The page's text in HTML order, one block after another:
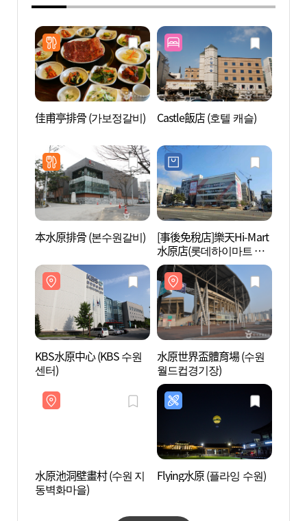
佳甫亭排骨 (가보정갈비) Castle飯店 (호텔 캐슬)
本水原排骨 (본수원갈비)
[事後免稅店]樂天Hi-Mart
水原店(롯데하이마트 수
원점)
KBS水原中心 (KBS 수원
센터)
水原世界盃體育場 (수원
월드컵경기장)
水原池洞壁畫村 (수원 지
동벽화마을)
Flying水原 (플라잉 수원)